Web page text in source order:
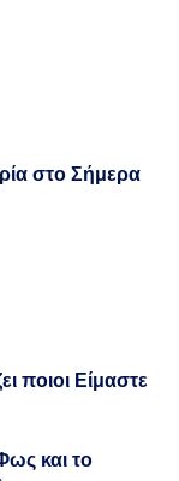
στο Σήμερα
ποιοι Είμαστε
και το